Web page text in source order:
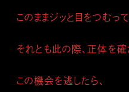
このままジッと目をつむって
それとも此の際、正体を確
この機会を逃したら、